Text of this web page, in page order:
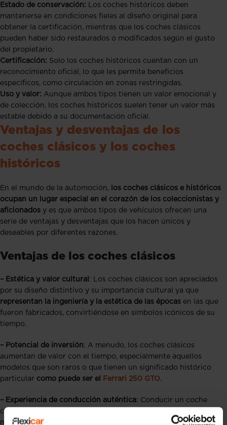
Estado de conservación: Los coches históricos deben
mantenerse en condiciones fieles al diseño original para
obtener la certificación, mientras que los coches clásicos
pueden haber sido restaurados o modificados según el gusto
del propietario.
Certificación: Solo los coches históricos cuentan con un
reconocimiento oficial, lo que les permite beneficios
específicos, como circulación en zonas restringidas.
Uso y valor: Aunque ambos tipos tienen un valor emocional y
de colección, los coches históricos suelen tener un valor más
estable debido a su documentación oficial.
Ventajas y desventajas de los
coches clásicos y los coches
históricos
En el mundo de la automoción,
los coches clásicos e históricos
ocupan un lugar especial en el corazón de los coleccionistas y
aficionados y es que ambos tipos de vehículos ofrecen una
serie de ventajas y desventajas que los hacen únicos y
deseables por diferentes razones.
Ventajas de los coches clásicos
– Estética y valor cultural : Los coches clásicos son apreciados
por su diseño distintivo y su importancia cultural ya que
representan la ingeniería y la estética de las épocas en las que
fueron fabricados, convirtiéndose en símbolos icónicos de su
tiempo.
– Potencial de inversión: A menudo, los coches clásicos
aumentan de valor con el tiempo, especialmente aquellos
modelos que son raros o que tienen un significado histórico
particular como puede ser el Ferrari 250 GTO.
– Experiencia de conducción auténtica: Conducir un coche
clásico ofrece una experiencia de conducción pura y
mecánicamente directa, que
muchos aficionados valoran por